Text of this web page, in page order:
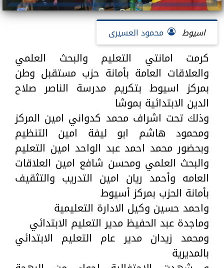
اسيوط محمود العسيرى
كرمت امانتي التعليم والبحث العلمي
والعلاقات العامة بأمانة حزب مستقبل وطن
بمركز اسيوط بتكريم مدرسة الناصر صلاح
الدين الابتدائية بموشا
وذلك تحت اشراف محمد كدواني امين المركز
ومحمود هاشم ابو ليفة امين التنظيم
وبحضور محمد احمد عبد الواحد امين التعليم
والبحث العلمي ومحسن شافع امين العلاقات
العامه وأحمد ريان امين التدريب والتثقيف
بأمانة الحزب بمركز أسيوط
واحمد حسين وكيل الادارة التعليمية
وماجدة عبد الحفيظ مدير التعليم الابتدائي
ومحمد زيدان مدير عام التعليم الابتدائي
بالمديرية